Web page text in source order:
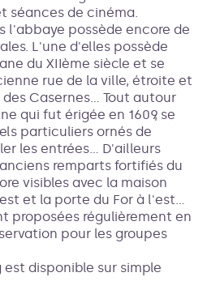
séances de cinéma.
l'abbaye possède encore de
L'une d'elles possède
du XIIème siècle et se
rue de la ville, étroite et
Casernes... Tout autour
qui fut érigée en 1609, se
particuliers ornés de
les entrées... D'ailleurs
remparts fortifiés du
visibles avec la maison
et la porte du For à l'est...
proposées régulièrement en
pour les groupes
est disponible sur simple